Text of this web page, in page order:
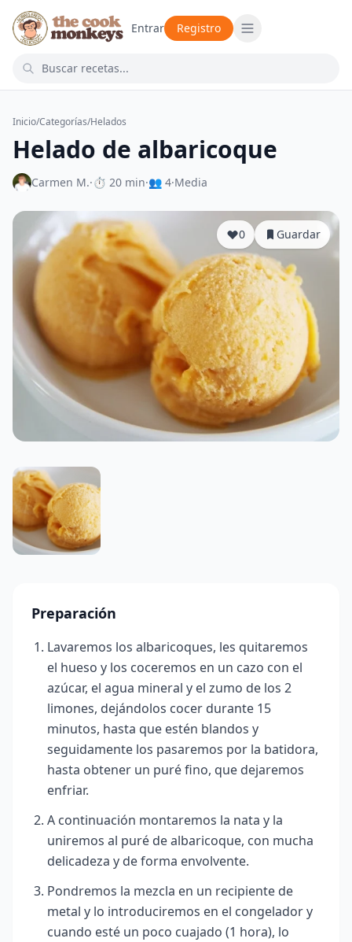
Entrar Registro
Inicio/Categorías/Helados
Helado de albaricoque
Carmen M.·⏱ 20 min·👥 4·Media
0 Guardar
Preparación
Lavaremos los albaricoques, les quitaremos
el hueso y los coceremos en un cazo con el
azúcar, el agua mineral y el zumo de los 2
limones, dejándolos cocer durante 15
minutos, hasta que estén blandos y
seguidamente los pasaremos por la batidora,
hasta obtener un puré fino, que dejaremos
enfriar.
A continuación montaremos la nata y la
uniremos al puré de albaricoque, con mucha
delicadeza y de forma envolvente.
Pondremos la mezcla en un recipiente de
metal y lo introduciremos en el congelador y
cuando esté un poco cuajado (1 hora), lo